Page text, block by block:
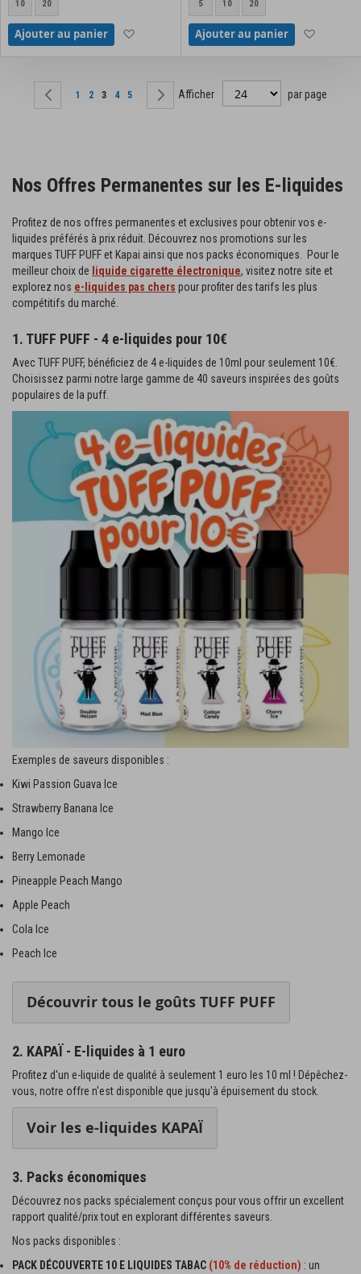
10 20
Ajouter au panier Ajouter à la liste d'achats
5 10 20
Ajouter au panier
Page Page
Précédent
Page
1 Page
2 Vous lisez actuellement la page
3 Page
4 Page
5 Page
Suivant
Afficher par page
Nos Offres Permanentes sur les E-liquides
Profitez de nos offres permanentes et exclusives pour obtenir vos e-
liquides préférés à prix réduit. Découvrez nos promotions sur les
marques TUFF PUFF et Kapai ainsi que nos packs économiques. Pour le
meilleur choix de liquide cigarette électronique, visitez notre site et
explorez nos e-liquides pas chers pour profiter des tarifs les plus
compétitifs du marché.
1. TUFF PUFF - 4 e-liquides pour 10€
Avec TUFF PUFF, bénéficiez de 4 e-liquides de 10ml pour seulement 10€.
Choisissez parmi notre large gamme de 40 saveurs inspirées des goûts
populaires de la puff.
Exemples de saveurs disponibles :
Kiwi Passion Guava Ice
Strawberry Banana Ice
Mango Ice
Berry Lemonade
Pineapple Peach Mango
Apple Peach
Cola Ice
Peach Ice
Découvrir tous le goûts TUFF PUFF
2. KAPAÏ - E-liquides à 1 euro
Profitez d'un e-liquide de qualité à seulement 1 euro les 10 ml ! Dépêchez-
vous, notre offre n'est disponible que jusqu'à épuisement du stock.
Voir les e-liquides KAPAÏ
3. Packs économiques
Découvrez nos packs spécialement conçus pour vous offrir un excellent
rapport qualité/prix tout en explorant différentes saveurs.
Nos packs disponibles :
PACK DÉCOUVERTE 10 E LIQUIDES TABAC (10% de réduction) : un